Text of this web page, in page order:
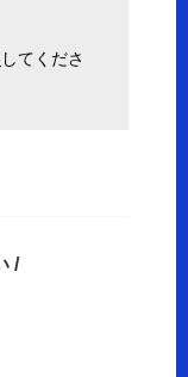
してくださ
/